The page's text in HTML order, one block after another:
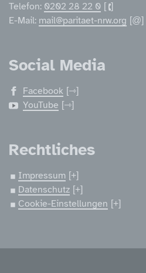
Telefon: 0202 28 22 0
E-Mail: mail@paritaet-nrw.org
Social Media
Facebook
YouTube
Rechtliches
Impressum
Datenschutz
Cookie-Einstellungen